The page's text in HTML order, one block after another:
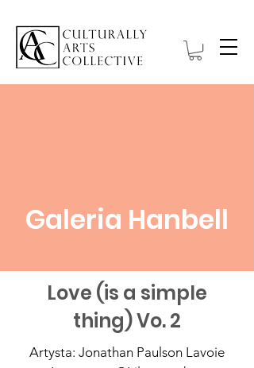
Galeria Hanbell
Love (is a simple
thing) Vo. 2
Artysta: Jonathan Paulson Lavoie